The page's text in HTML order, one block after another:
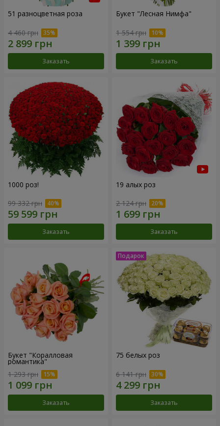
51 разноцветная роза
4 460 грн
Заказать
Букет "Лесная Нимфа"
1 554 грн
Заказать
1000 роз!
99 332 грн
Заказать
19 алых роз
2 124 грн
Заказать
Букет "Коралловая
романтика"
1 293 грн
Заказать
75 белых роз
6 141 грн
Заказать